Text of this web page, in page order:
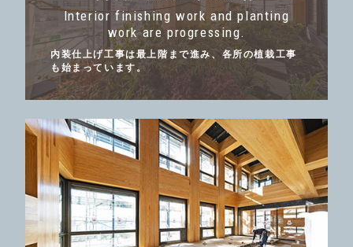
Interior finishing work and planting
work are progressing.
内装仕上げ工事は最上階まで進み、各所の植栽工事
も始まっています。